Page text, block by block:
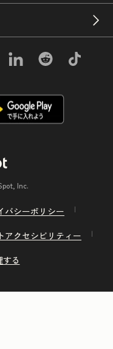
Inc.
バシーポリシー
アクセシビリティー
る